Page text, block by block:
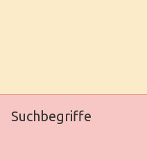
Suchbegriffe